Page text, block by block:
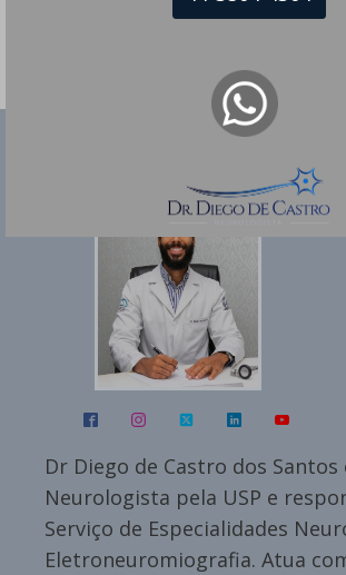
Dr Diego de Castro dos Santos
Neurologista pela USP e
Serviço de Especialidades
Eletroneuromiografia. Atua